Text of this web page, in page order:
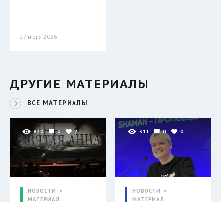
27 июня 2026
ДРУГИЕ МАТЕРИАЛЫ
ВСЕ МАТЕРИАЛЫ
620 0 2
НОВОСТИ
МАТЕРИАЛ
311 0 0
НОВОСТИ
МАТЕРИАЛ